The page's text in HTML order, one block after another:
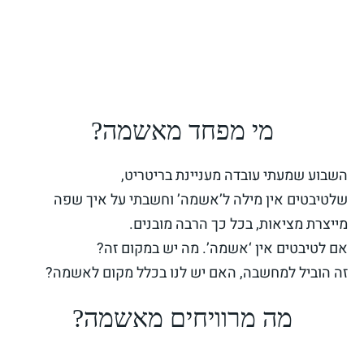
מי מפחד מאשמה?
השבועשמעתי עובדה מעניינת בריטריט,
שלטיבטים אין מילה ל’אשמה’ וחשבתי על איך שפה
מייצרתמציאות, בכל כך הרבה מובנים.
אם לטיבטים אין ‘אשמה’. מה יש במקום זה?
זה הוביל למחשבה, האם יש לנו בכלל מקום לאשמה?
מה מרוויחים מאשמה?